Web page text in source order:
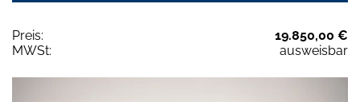
Preis:
19.850,00 €
MWSt:
ausweisbar